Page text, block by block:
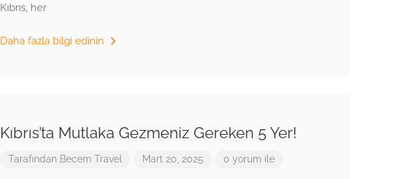
Kıbrıs, her
Daha fazla bilgi edinin
Kıbrıs’ta Mutlaka Gezmeniz Gereken 5 Yer!
Tarafından Becem Travel Mart 20, 2025 0 yorum ile